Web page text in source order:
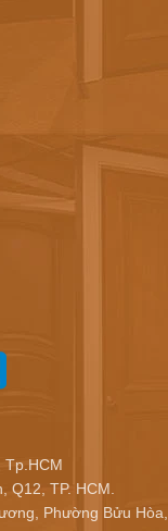
Tp.HCM
Q12, TP. HCM.
Phường Bửu Hòa,